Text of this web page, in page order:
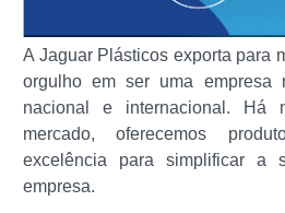
A Jaguar Plásticos exporta para
orgulho em ser uma empresa
nacional e internacional.
mercado, oferecemos
excelência para simplificar
empresa.